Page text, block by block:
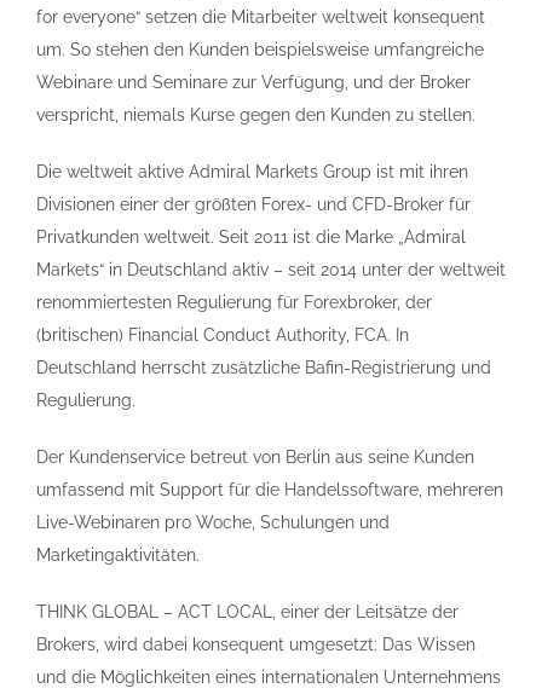
for everyone“ setzen die Mitarbeiter weltweit konsequent
um. So stehen den Kunden beispielsweise umfangreiche
Webinare und Seminare zur Verfügung, und der Broker
verspricht, niemals Kurse gegen den Kunden zu stellen.
Die weltweit aktive Admiral Markets Group ist mit ihren
Divisionen einer der größten Forex- und CFD-Broker für
Privatkunden weltweit. Seit 2011 ist die Marke „Admiral
Markets“ in Deutschland aktiv – seit 2014 unter der weltweit
renommiertesten Regulierung für Forexbroker, der
(britischen) Financial Conduct Authority, FCA. In
Deutschland herrscht zusätzliche Bafin-Registrierung und
Regulierung.
Der Kundenservice betreut von Berlin aus seine Kunden
umfassend mit Support für die Handelssoftware, mehreren
Live-Webinaren pro Woche, Schulungen und
Marketingaktivitäten.
THINK GLOBAL – ACT LOCAL, einer der Leitsätze der
Brokers, wird dabei konsequent umgesetzt: Das Wissen
und die Möglichkeiten eines internationalen Unternehmens